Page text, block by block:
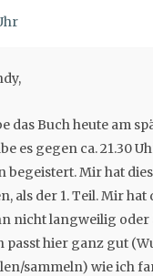
das Buch heute am
es gegen ca. 21.30
begeistert. Mir hat
als der 1. Teil. Mir
nicht langweilig oder
passt hier ganz gut
sammeln) wie ich